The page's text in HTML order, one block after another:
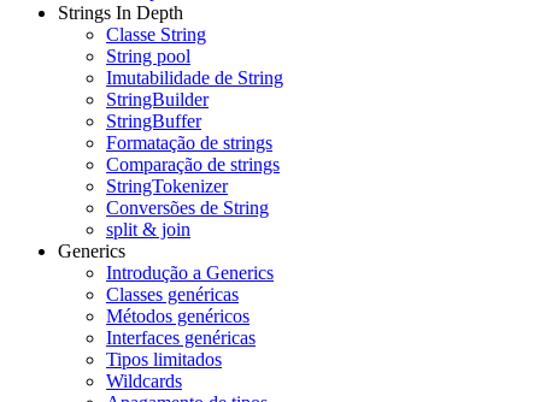
Strings In Depth
Classe String
String pool
Imutabilidade de String
StringBuilder
StringBuffer
Formatação de strings
Comparação de strings
StringTokenizer
Conversões de String
split & join
Generics
Introdução a Generics
Classes genéricas
Métodos genéricos
Interfaces genéricas
Tipos limitados
Wildcards